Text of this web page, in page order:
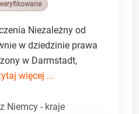
Niezależny od
w dziedzinie prawa
w Darmstadt,
więcej ...
Niemcy - kraje